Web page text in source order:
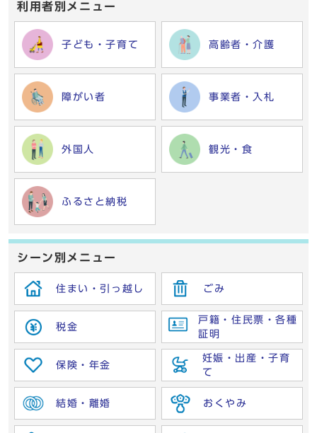
利用者別メニュー
子ども・子育て 高齢者・介護
障がい者 事業者・入札
外国人 観光・食
ふるさと納税
シーン別メニュー
住まい・引っ越し ごみ
税金
戸籍・住民票・各種
証明
保険・年金
妊娠・出産・子育
て
結婚・離婚 おくやみ